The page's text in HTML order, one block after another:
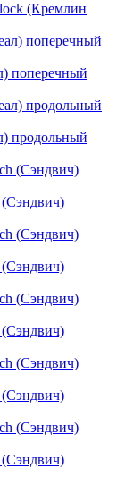
(Кремлин
поперечный
продольный
(Сэндвич)
(Сэндвич)
(Сэндвич)
(Сэндвич)
(Сэндвич)